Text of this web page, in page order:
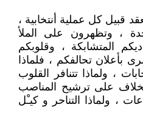
قبيل كل عملية أنتخابية ،
، وتظهرون على الملأ
المتشابكة ، وقلوبكم
بأعلان تحالفكم ، فلماذا
، ولماذا تتنافر القلوب
الخلاف على ترشيح المناصب
، ولماذا التناحر و كيـْل